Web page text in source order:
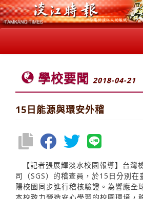
學校要聞 2018-04-21
15日能源與環安外稽
【記者張展輝淡水校園報導】台灣
司（SGS）的稽查員，於15日分別在
陽校園同步進行稽核驗證。為響應全